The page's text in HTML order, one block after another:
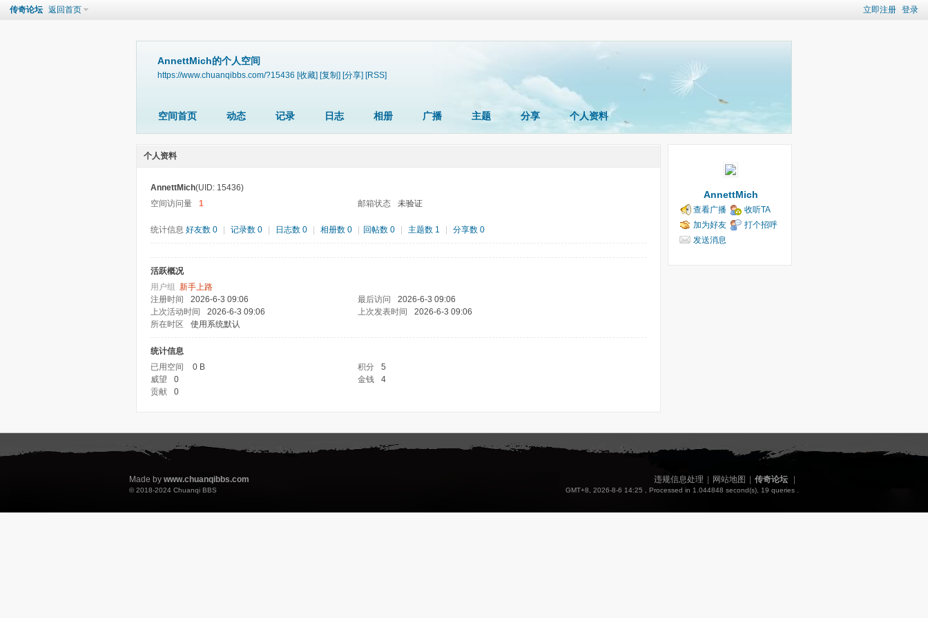
立即注册 登录
传奇论坛 返回首页
AnnettMich的个人空间
https://www.chuanqibbs.com/?15436 [收藏] [复制] [分享] [RSS]
空间首页 动态 记录 日志 相册 广播 主题 分享 个人资料
个人资料
AnnettMich(UID: 15436)
空间访问量
1 邮箱状态 未验证
统计信息 好友数 0 记录数 0 日志数 0 相册数 0 回帖数 0 主题数 1 分享数 0
活跃概况
用户组 新手上路
注册时间
2026-6-3 09:06 最后访问
2026-6-3 09:06
上次活动时间
2026-6-3 09:06 上次发表时间
2026-6-3 09:06
所在时区
使用系统默认
统计信息
已用空间
0 B 积分
5
威望
0 金钱
4
贡献
0
AnnettMich
查看广播
收听TA
加为好友
打个招呼
发送消息
违规信息处理 网站地图 传奇论坛
GMT+8, 2026-8-6 14:25 , Processed in 1.044848 second(s), 19 queries .
Made by www.chuanqibbs.com
© 2018-2024 Chuanqi BBS